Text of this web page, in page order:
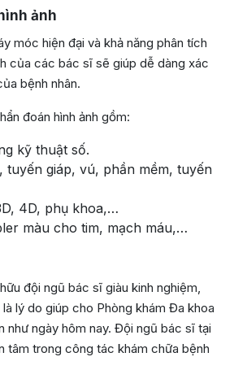
ảnh
móc hiện đại và khả năng phân tích
của các bác sĩ sẽ giúp dễ dàng xác
bệnh nhân.
đoán hình ảnh gồm:
kỹ thuật số.
tuyến giáp, vú, phần mềm, tuyến
4D, phụ khoa,…
màu cho tim, mạch máu,…
đội ngũ bác sĩ giàu kinh nghiệm,
lý do giúp cho Phòng khám Đa khoa
như ngày hôm nay. Đội ngũ bác sĩ tại
tâm trong công tác khám chữa bệnh